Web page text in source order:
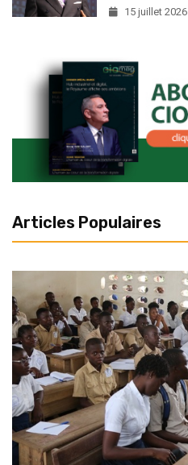
15 juillet 2026
Articles Populaires